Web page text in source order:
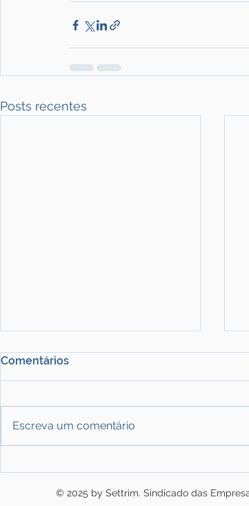
Posts recentes
R$ 1 bilhão em multas
Comentários
Escreva um comentário
© 2025 by Settrim. Sindicado das